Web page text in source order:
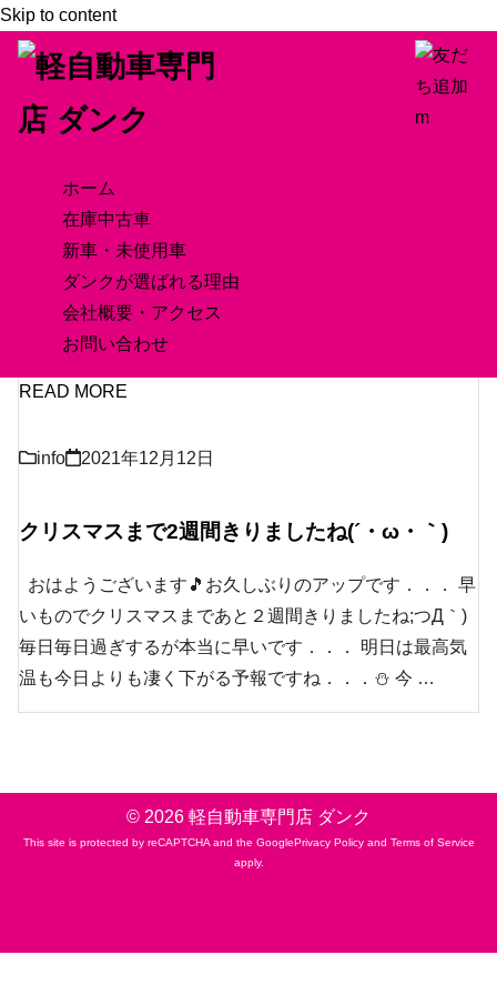
Skip to content
ホーム
在庫中古車
新車・未使用車
ダンクが選ばれる理由
会社概要・アクセス
お問い合わせ
「クリスマス」の記事一覧
READ MORE
info 2021年12月12日
クリスマスまで2週間きりましたね(´・ω・｀)
おはようございます🎵お久しぶりのアップです．．． 早
いものでクリスマスまであと２週間きりましたね;つД｀)
毎日毎日過ぎするが本当に早いです．．． 明日は最高気
温も今日よりも凄く下がる予報ですね．．．⛄ 今 …
© 2026 軽自動車専門店 ダンク
This site is protected by reCAPTCHA and the GooglePrivacy Policyand Terms of Service
apply.